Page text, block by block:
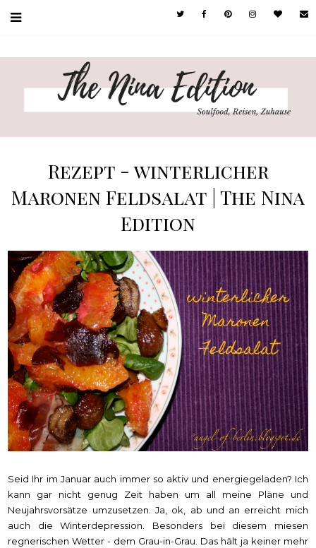
Rezept - winterlicher
Maronen Feldsalat | The Nina
Edition
Seid Ihr im Januar auch immer so aktiv und energiegeladen? Ich
kann gar nicht genug Zeit haben um all meine Pläne und
Neujahrsvorsätze umzusetzen. Ja, ok, ab und an erreicht mich
auch die Winterdepression. Besonders bei diesem miesen
regnerischen Wetter - dem Grau-in-Grau. Das hält ja keiner mehr